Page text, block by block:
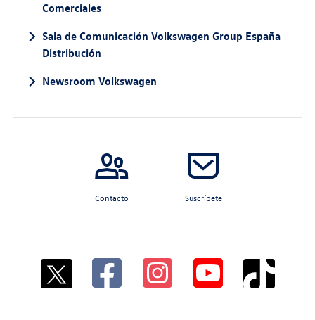
Comerciales
Sala de Comunicación Volkswagen Group España
Distribución
Newsroom Volkswagen
Contacto Suscríbete